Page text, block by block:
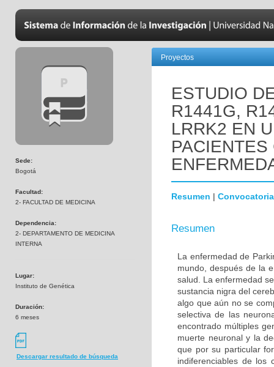
Sede:
Bogotá
Facultad:
2- FACULTAD DE MEDICINA
Dependencia:
2- DEPARTAMENTO DE MEDICINA
INTERNA
Lugar:
Instituto de Genética
Duración:
6 meses
Descargar resultado de búsqueda
Proyectos
ESTUDIO
R1441G,
LRRK2 EN
Resumen | Convocatoria
Resumen
La enfermedad de
mundo, después de la
salud. La enfermedad
sustancia nigra del
algo que aún no se
selectiva de las
encontrado múltiples
muerte neuronal y la
que por su particular
indiferenciables de los